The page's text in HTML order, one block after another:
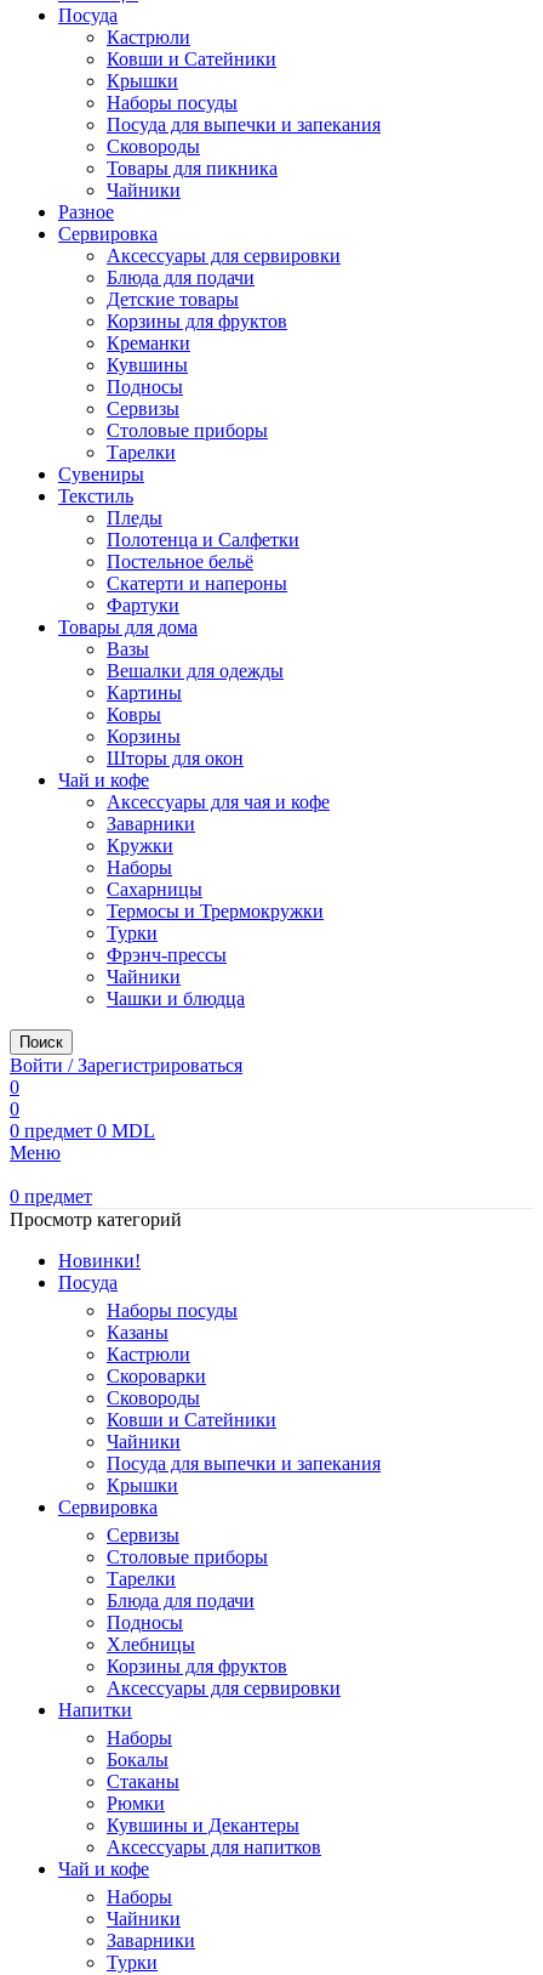
Посуда
Кастрюли
Ковши и Сатейники
Крышки
Наборы посуды
Посуда для выпечки и запекания
Сковороды
Товары для пикника
Чайники
Разное
Сервировка
Аксессуары для сервировки
Блюда для подачи
Детские товары
Корзины для фруктов
Креманки
Кувшины
Подносы
Сервизы
Столовые приборы
Тарелки
Сувениры
Текстиль
Пледы
Полотенца и Салфетки
Постельное бельё
Скатерти и напероны
Фартуки
Товары для дома
Вазы
Вешалки для одежды
Картины
Ковры
Корзины
Шторы для окон
Чай и кофе
Аксессуары для чая и кофе
Заварники
Кружки
Наборы
Сахарницы
Термосы и Трермокружки
Турки
Фрэнч-прессы
Чайники
Чашки и блюдца
Поиск
Войти / Зарегистрироваться
0
0
0 предмет 0 MDL
Меню
0 предмет
Просмотр категорий
Новинки!
Посуда
Наборы посуды
Казаны
Кастрюли
Скороварки
Сковороды
Ковши и Сатейники
Чайники
Посуда для выпечки и запекания
Крышки
Сервировка
Сервизы
Столовые приборы
Тарелки
Блюда для подачи
Подносы
Хлебницы
Корзины для фруктов
Аксессуары для сервировки
Напитки
Наборы
Бокалы
Стаканы
Рюмки
Кувшины и Декантеры
Аксессуары для напитков
Чай и кофе
Наборы
Чайники
Заварники
Турки